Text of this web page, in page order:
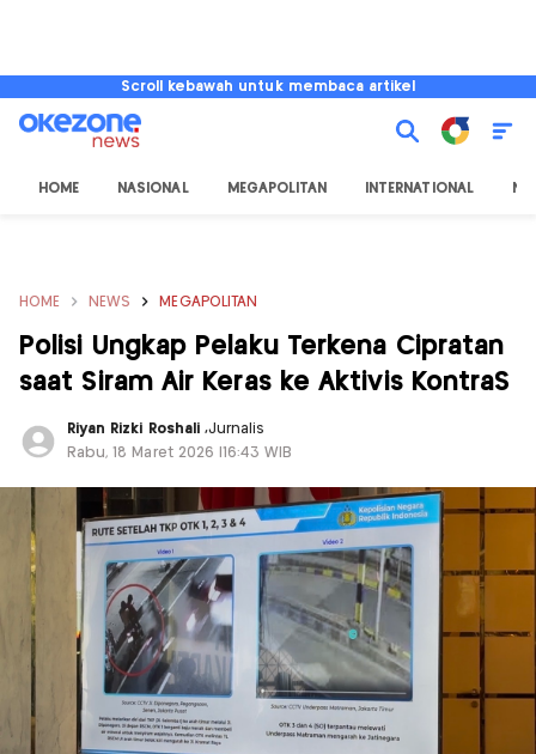
Scroll kebawah untuk membaca artikel
HOME NASIONAL MEGAPOLITAN INTERNATIONAL
HOME NEWS MEGAPOLITAN
Polisi Ungkap Pelaku Terkena Cipratan
saat Siram Air Keras ke Aktivis KontraS
Riyan Rizki Roshali ,Jurnalis
Rabu, 18 Maret 2026 |16:43 WIB